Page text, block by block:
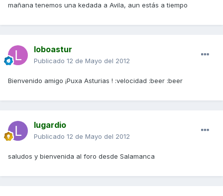
mañana tenemos una kedada a Avila, aun estás a tiempo
loboastur
Publicado 12 de Mayo del 2012
Bienvenido amigo ¡Puxa Asturias ! :velocidad :beer :beer
lugardio
Publicado 12 de Mayo del 2012
saludos y bienvenida al foro desde Salamanca